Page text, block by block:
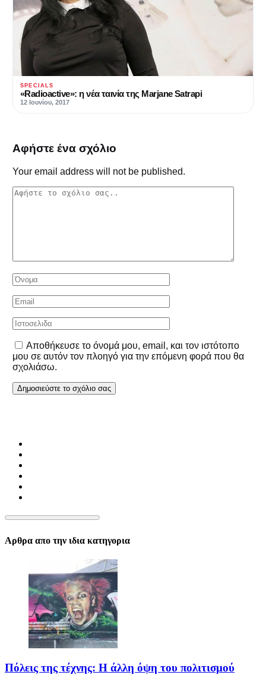
SPECIALS
«Radioactive»: η νέα ταινία της Marjane Satrapi
12 Ιουνίου, 2017
Αφήστε ένα σχόλιο
Your email address will not be published.
Αποθήκευσε το όνομά μου, email, και τον ιστότοπο
μου σε αυτόν τον πλοηγό για την επόμενη φορά που θα
σχολιάσω.
Αρθρα απο την ιδια κατηγορια
Πόλεις της τέχνης: Η άλλη όψη του πολιτισμού